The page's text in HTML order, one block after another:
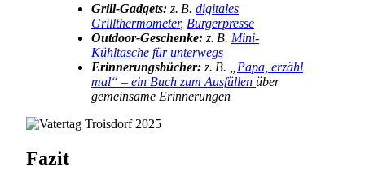
Grill-Gadgets: z. B. digitales
Grillthermometer, Burgerpresse
Outdoor-Geschenke: z. B. Mini-
Kühltasche für unterwegs
Erinnerungsbücher: z. B. „ Papa, erzähl
mal“ – ein Buch zum Ausfüllen über
gemeinsame Erinnerungen
Fazit